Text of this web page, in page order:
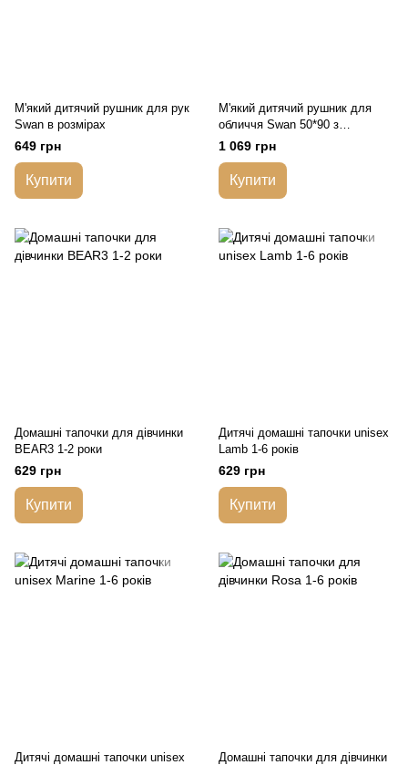
М'який дитячий рушник для рук
Swan в розмірах
649 грн
Купити
М'який дитячий рушник для
обличчя Swan 50*90 з
аплікацією либідь
1 069 грн
Купити
Домашні тапочки для дівчинки
BEAR3 1-2 роки
629 грн
Купити
Дитячі домашні тапочки unisex
Lamb 1-6 років
629 грн
Купити
Дитячі домашні тапочки unisex
Домашні тапочки для дівчинки